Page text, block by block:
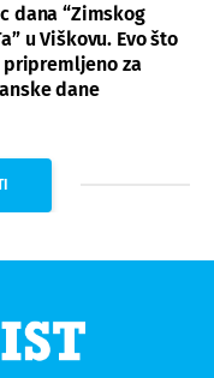
dana “Zimskog
u Viškovu. Evo što
pripremljeno za
dane